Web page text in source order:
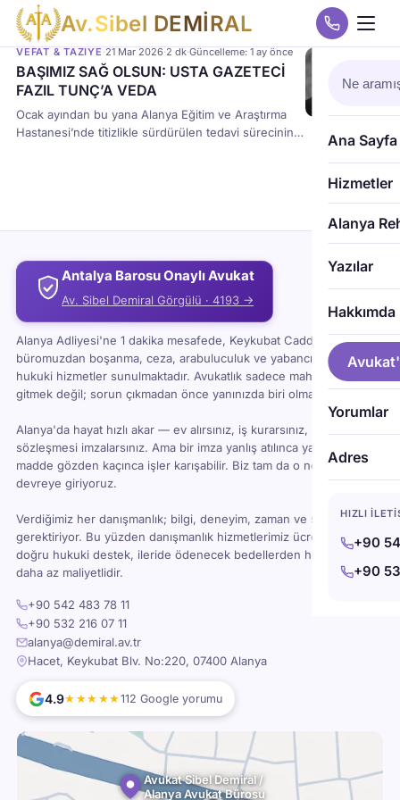
Av.Sibel DEMİRAL
Ana Sayfa
Hizmetler
Alanya
Yazılar
Hakkımda
Yorumlar
Adres
HIZLI
+90
+90
VEFAT & TAZIYE ·21 Mar 2026·2 dk·Güncelleme: 1 ay önce
BAŞIMIZ SAĞ OLSUN: USTA GAZETECİ
FAZIL TUNÇ’A VEDA
Ocak ayından bu yana Alanya Eğitim ve Araştırma
Hastanesi’nde titizlikle sürdürülen tedavi sürecinin
Antalya Barosu Onaylı Avukat
Av. Sibel Demiral Görgülü · 4193 →
Alanya Adliyesi'ne 1 dakika mesafede, Keykubat Caddesi'ndeki
büromuzdan boşanma, ceza, arabuluculuk ve yabancı uyruklu
hukuki hizmetler sunulmaktadır. Avukatlık sadece mahkemeye
gitmek değil; sorun çıkmadan önce yanınızda biri olması demektir.
Alanya'da hayat hızlı akar — ev alırsınız, iş kurarsınız, kira
sözleşmesi imzalarsınız. Ama bir imza yanlış atılınca ya da bir
madde gözden kaçınca işler karışabilir. Biz tam da o noktada
devreye giriyoruz.
Verdiğimiz her danışmanlık; bilgi, deneyim, zaman ve sorumluluk
gerektiriyor. Bu yüzden danışmanlık hizmetlerimiz ücretlidir — ama
doğru hukuki destek, ileride ödenecek bedellerden her zaman
daha az maliyetlidir.
+90 542 483 78 11
+90 532 216 07 11
alanya@demiral.av.tr
Hacet, Keykubat Blv. No:220, 07400 Alanya
4.9★★★★★112 Google yorumu
Avukat Sibel Demiral /
Alanya Avukat Bürosu